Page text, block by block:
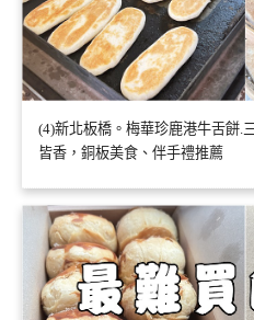
(4)新北板橋。梅華珍鹿港牛舌餅.
皆香，銅板美食、伴手禮推薦